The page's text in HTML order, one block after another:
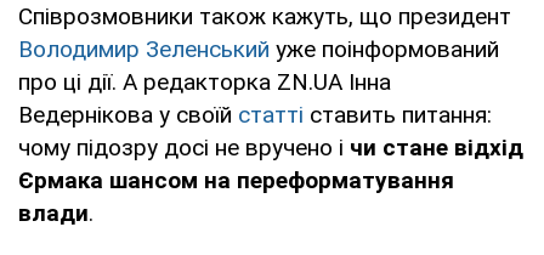
Співрозмовники також кажуть, що президент
Володимир Зеленський уже поінформований
про ці дії. А редакторка ZN.UA Інна
Ведернікова у своїй статті ставить питання:
чому підозру досі не вручено і чи стане відхід
Єрмака шансом на переформатування
влади.